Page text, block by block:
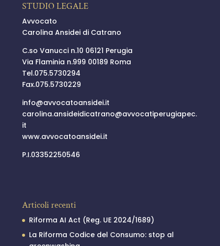
STUDIO LEGALE
Avvocato
Carolina Ansidei di Catrano
C.so Vanucci n.10 06121 Perugia
Via Flaminia n.999 00189 Roma
Tel.075.5730294
Fax.075.5730229
info@avvocatoansidei.it
carolina.ansideidicatrano@avvocatiperugiapec.
it
www.avvocatoansidei.it
P.I.03352250546
Articoli recenti
Riforma AI Act (Reg. UE 2024/1689)
La Riforma Codice del Consumo: stop al